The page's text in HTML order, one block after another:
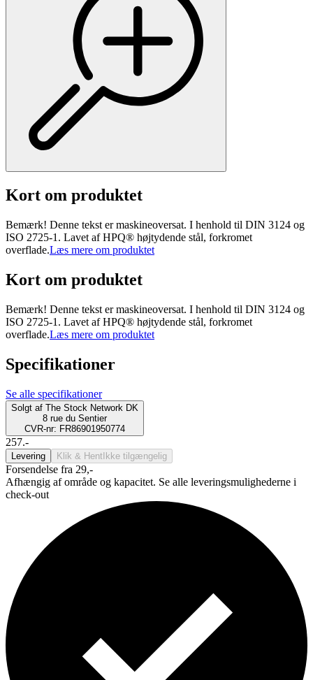
Kort om produktet
Bemærk! Denne tekst er maskineoversat. I henhold til DIN 3124 og
ISO 2725-1. Lavet af HPQ® højtydende stål, forkromet
overflade.Læs mere om produktet
Kort om produktet
Bemærk! Denne tekst er maskineoversat. I henhold til DIN 3124 og
ISO 2725-1. Lavet af HPQ® højtydende stål, forkromet
overflade.Læs mere om produktet
Specifikationer
Se alle specifikationer
Solgt af The Stock Network DK
8 rue du Sentier
CVR-nr: FR86901950774
257.-
Levering Klik & Hent Ikke tilgængelig
Forsendelse fra 29,-
Afhængig af område og kapacitet. Se alle leveringsmulighederne i
check-out